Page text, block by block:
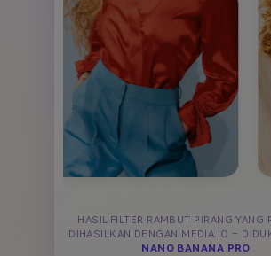
HASIL FILTER RAMBUT PIRANG YANG
DIHASILKAN DENGAN MEDIA.IO –
NANO BANANA PRO .